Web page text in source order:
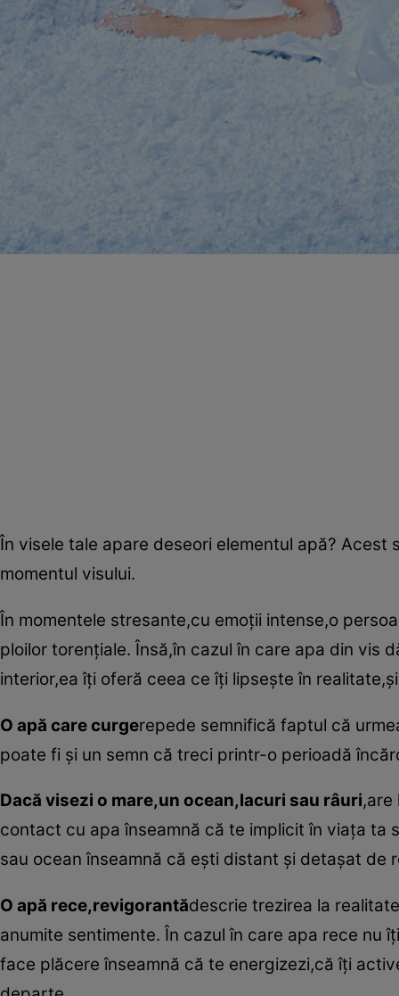
În visele tale apare deseori elementul apă?
momentul visului.
În momentele stresante,cu emoţii intense,o
ploilor torenţiale. Însă,în cazul în care apa din vis
interior,ea îţi oferă ceea ce îţi lipseşte în
O apă care curgerepede semnifică faptul că
poate fi şi un semn că treci printr-o perioadă
Dacă visezi o mare,un ocean,lacuri sau râuri,are
contact cu apa înseamnă că te implicit în viaţa
sau ocean înseamnă că eşti distant şi detaşat de
O apă rece,revigorantădescrie trezirea la
anumite sentimente. În cazul în care apa rece nu
face plăcere înseamnă că te energizezi,că îţi